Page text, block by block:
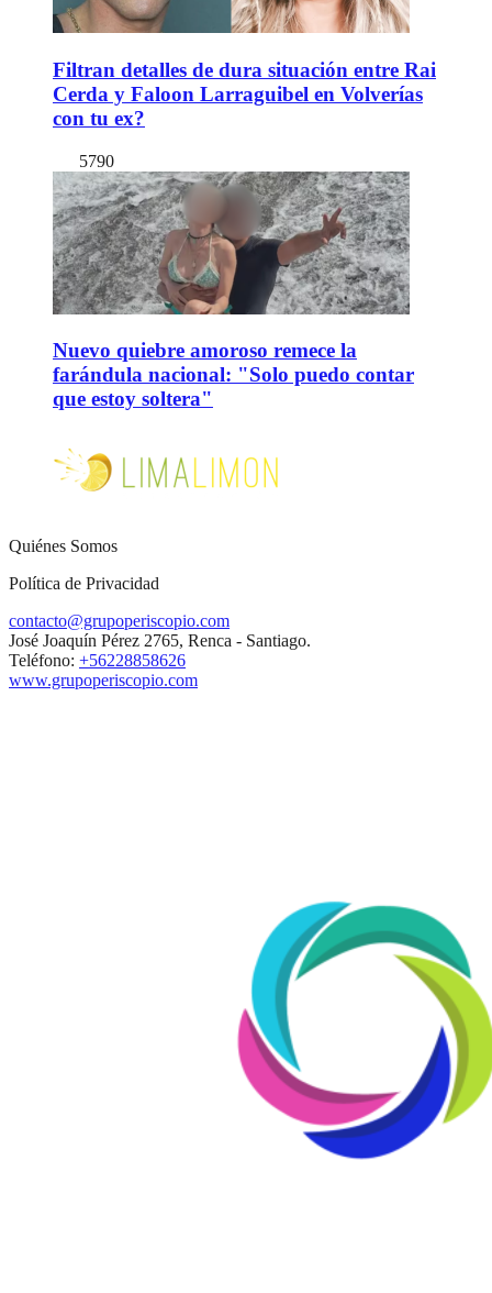
Filtran detalles de dura situación entre Rai
Cerda y Faloon Larraguibel en Volverías
con tu ex?
5790
Nuevo quiebre amoroso remece la
farándula nacional: "Solo puedo contar
que estoy soltera"
Quiénes Somos
Política de Privacidad
contacto@grupoperiscopio.com
José Joaquín Pérez 2765, Renca - Santiago.
Teléfono: +56228858626
www.grupoperiscopio.com